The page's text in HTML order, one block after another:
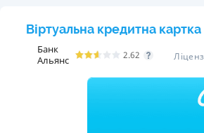
Віртуальна кредитна
Банк
Альянс
2.62